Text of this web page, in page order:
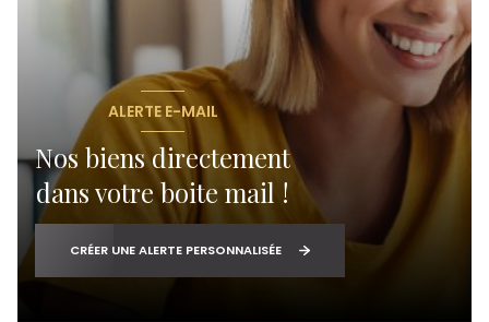
ALERTE E-MAIL
Nos biens directement
dans votre boite mail !
CRÉER UNE ALERTE PERSONNALISÉE